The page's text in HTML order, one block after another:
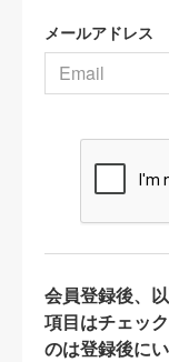
メールアドレス
会員登録後、
項目はチェッ
のは登録後に